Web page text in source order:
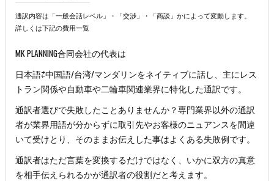
通訳内容は「一般会話レベル」・「交渉」・「商談」かによって変動します。
詳しくは下記の費用一覧
MK PLANNING合同会社の代表は
日本語⇄中国語/台湾/マンダリンをネイティブに話し、主にレス
トラン関係や自動車や二輪車関連業界に特化した通訳です。
通訳者選びで失敗したことありませんか？専門業界以外の通訳
者が業界用語が分からずに取引先やお客様のニュアンスを間違
いて受けとり、そのままお伝えした事はよくある失敗例です。
通訳者はただ言葉を変換するだけではなく、いかに双方の真意
を相手伝えられるかが通訳者の役割だと考えます。